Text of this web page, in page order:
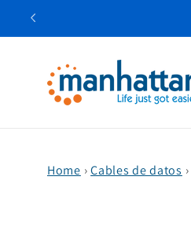
directamente
al contenido
Home ›Cables de datos ›